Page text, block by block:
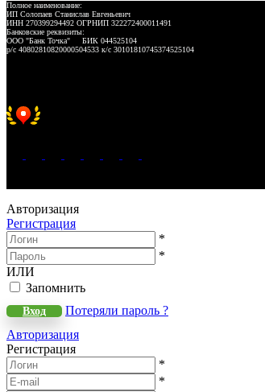
Полное наименование:
ИП Солопаев Станислав Евгеньевич
ИНН 270399294492 ОГРНИП 322272400011491
Банковские реквизиты:
ООО "Банк Точка" БИК 044525104
р/с 40802810820000504533 к/с 30101810745374525104
Авторизация
Регистрация
*
*
ИЛИ
Запомнить
Вход
Потеряли пароль ?
Авторизация
Регистрация
*
*